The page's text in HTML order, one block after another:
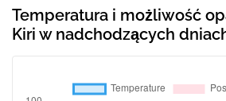
Temperatura i możliwość
Kiri w nadchodzących